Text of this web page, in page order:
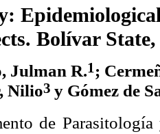
Bolívar State,
Julman R.1;
Nilio3 y Gómez de
de